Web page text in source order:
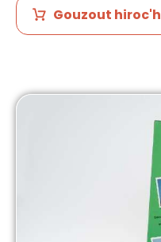
Gouzout hiroc'h